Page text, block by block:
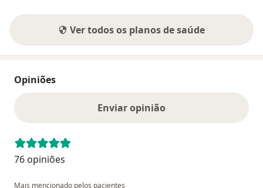
Ver todos os planos de saúde
Opiniões
Enviar opinião
76 opiniões
Mais mencionado pelos pacientes